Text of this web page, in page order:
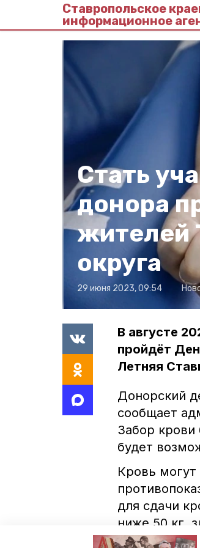
Ставропольское
информационное
Стать
донора
жителей
округа
29 июня 2023, 09:54
В августе
пройдёт
Летняя
Донорский
сообщает
Забор крови
будет
Кровь
для сдачи
ниже 50 кг,